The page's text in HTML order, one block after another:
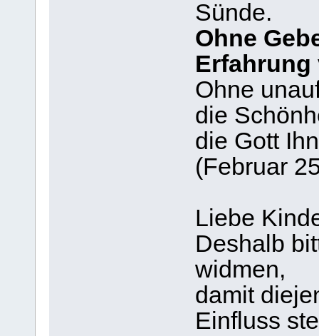
Sünde.
Ohne
Erfahrung
Ohne
die
die Gott
(Februar
Liebe
Deshalb
widmen,
damit
Einfluss